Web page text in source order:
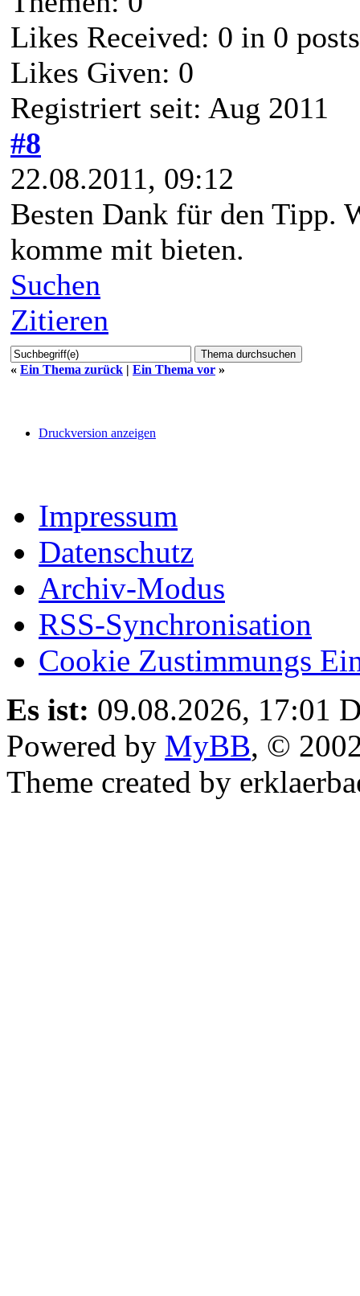
Likes Received: 0 in 0 posts
Likes Given: 0
Registriert seit: Aug 2011
#8
22.08.2011, 09:12
Besten Dank für den Tipp.
komme mit bieten.
Suchen
Zitieren
« Ein Thema zurück | Ein Thema vor »
Druckversion anzeigen
Impressum
Datenschutz
Archiv-Modus
RSS-Synchronisation
Cookie Zustimmungs
Es ist: 09.08.2026, 17:01
Powered by MyBB, ©
Theme created by